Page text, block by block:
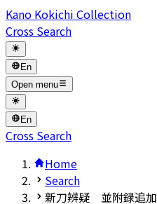
Kano Kokichi Collection
Cross Search
En
Open menu
En
Cross Search
Home
Search
新刀辨疑 並附録追加